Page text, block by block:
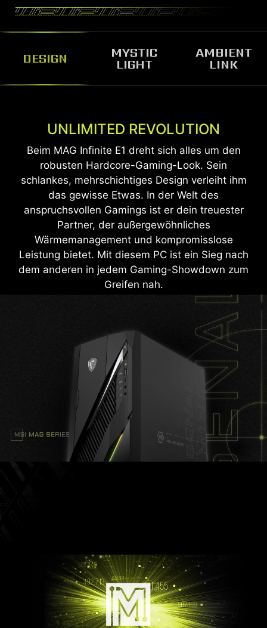
DESIGN MYSTIC
LIGHT
AMBIENT
LINK
UNLIMITED REVOLUTION
Beim MAG Infinite E1 dreht sich alles um den
robusten Hardcore-Gaming-Look. Sein
schlankes, mehrschichtiges Design verleiht ihm
das gewisse Etwas. In der Welt des
anspruchsvollen Gamings ist er dein treuester
Partner, der außergewöhnliches
Wärmemanagement und kompromisslose
Leistung bietet. Mit diesem PC ist ein Sieg nach
dem anderen in jedem Gaming-Showdown zum
Greifen nah.
LASSE DEIN SYSTEM
AUFLEUCHTEN
Individualisiere deinen MAG Infinite E1 mit Mystic
Light. Wähle einfach eine der verfügbaren
Farben aus der Palette aus und gestalte deinen